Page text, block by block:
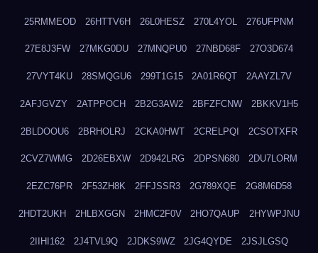
25RMMEOD 26HTTV6H 26L0HESZ 270L4YOL 276UFPNM
27E8J3FW 27MKG0DU 27MNQPU0 27NBD68F 27O3D674
27VYT4KU 28SMQGU6 299T1G15 2A01R6QT 2AAYZL7V
2AFJGVZY 2ATPPOCH 2B2G3AW2 2BFZFCNW 2BKKV1H5
2BLDOOU6 2BRHOLRJ 2CKA0HWT 2CRELPQI 2CSOTXFR
2CVZ7WMG 2D26EBXW 2D942LRG 2DPSN680 2DU7LORM
2EZC76PR 2F53ZH8K 2FFJSSR3 2G789XQE 2G8M6D58
2HDT2UKH 2HLBXGGN 2HMC2F0V 2HO7QAUP 2HYWPJNU
2IIHI162 2J4TVL9Q 2JDKS9WZ 2JG4QYDE 2JSJLGSQ